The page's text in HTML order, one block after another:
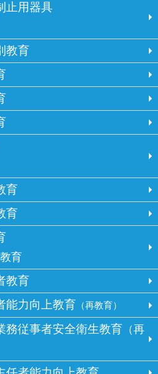
止用器具
教育
育
育
育
教育
能力向上教育 （再教育）
務従事者安全衛生教育 （再